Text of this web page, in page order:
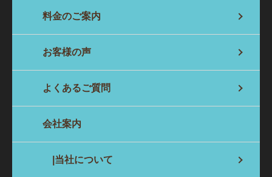
料金のご案内
お客様の声
よくあるご質問
会社案内
|当社について